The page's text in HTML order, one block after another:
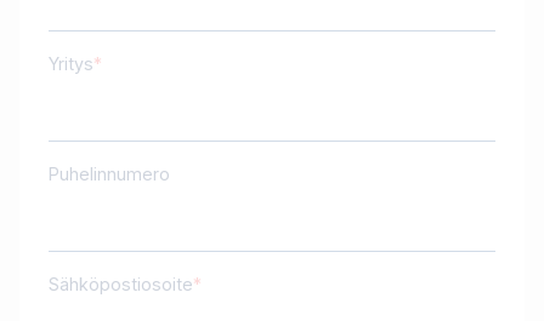
Yritys
Puhelinnumero
Sähköpostiosoite